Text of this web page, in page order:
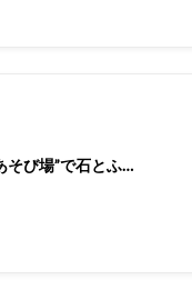
そび場”で石とふ…